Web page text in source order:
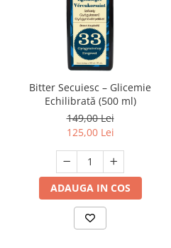
Bitter Secuiesc – Glicemie
Echilibrată (500 ml)
149,00 Lei
125,00 Lei
ADAUGA IN COS